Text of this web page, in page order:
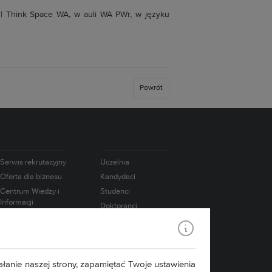
Space WA, w auli WA PWr, w języku
Powrót
Serwis rekrutacyjny
Oferta dla biznesu
Centrum Wiedzy i
Informacji
międzynarodowa
Konsorcjum IATI
Uczelnia
Kandydaci
Studenci
Doktoranci
Badania
Media
naszej strony, zapamiętać Twoje ustawienia